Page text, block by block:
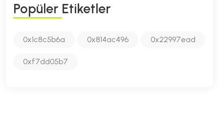
POPÜLER ETIKETLER
0x1c8c5b6a 0x814ac496 0x22997ead
0xf7dd05b7